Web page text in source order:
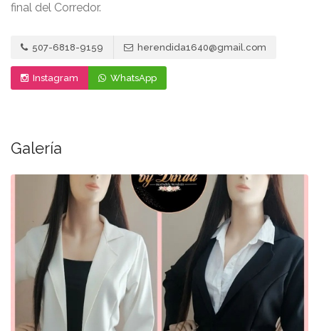
final del Corredor.
507-6818-9159 herendida1640@gmail.com
Instagram WhatsApp
Galería